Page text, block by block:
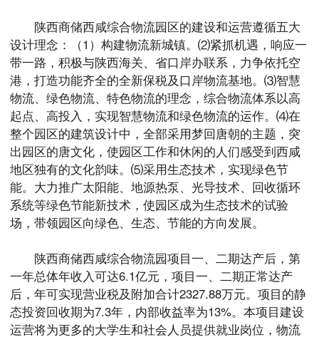
陕西商储西咸综合物流园区的建设和运营遵循五大
设计理念：（1）构建物流新城镇。⑵紧抓机遇，响应一
带一路，积极与陕西海关、省口岸办联系，力争依托空
港，打造功能齐全的全新保税及口岸物流基地。⑶智慧
物流、绿色物流、特色物流的理念，综合物流体系以高
起点、高投入，实现智慧物流和绿色物流的运作。⑷在
整个园区的建筑设计中，全部采用梦回唐朝的主题，突
出园区的唐文化，使园区工作和休闲的人们感受到西咸
地区独有的文化韵味。⑸采用生态技术，实现绿色节
能。大力推广太阳能、地源热泵、光导技术、回收循环
系统等绿色节能新技术，使园区成为生态技术的试验
场，带领园区向绿色、生态、节能的方向发展。
陕西商储西咸综合物流园项目一、二期达产后，第
一年总体年收入可达6.1亿元，项目一、二期正常达产
后，年可实现营业税及附加合计2327.88万元。项目的静
态投资回收期为7.3年，内部收益率为13%。本项目建设
运营将为更多的大学生和社会人员提供就业岗位，物流